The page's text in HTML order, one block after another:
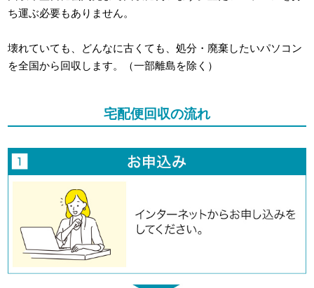
ち運ぶ必要もありません。
壊れていても、どんなに古くても、処分・廃棄したいパソコン
を全国から回収します。（一部離島を除く）
宅配便回収の流れ